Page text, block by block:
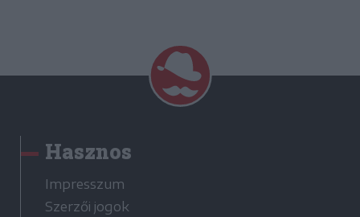
Hasznos
Impresszum
Szerzői jogok